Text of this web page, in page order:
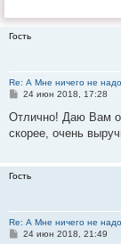
Гость
Re: А Мне ничего не надо.
С
о
щ
и
е
24 июн 2018, 17:28
Отлично! Даю Вам
скорее, очень
Гость
Re: А Мне ничего не надо.
С24 июн 2018, 21:49